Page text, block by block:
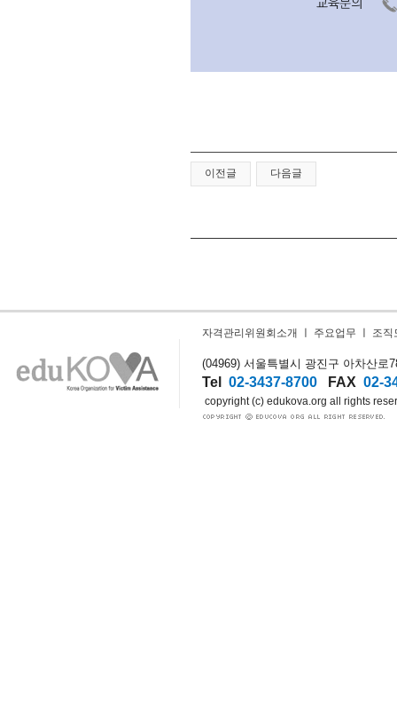
이전글 다음글
자격관리위원회소개 주요업무 조직
(04969) 서울특별시 광진구 아차산로
Tel 02-3437-8700 FAX 02-
copyright (c) edukova.org all rights